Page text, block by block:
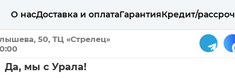
О насДоставка и оплатаГарантияКредит/
50, ТЦ «Стрелец»
Да, мы с Урала!